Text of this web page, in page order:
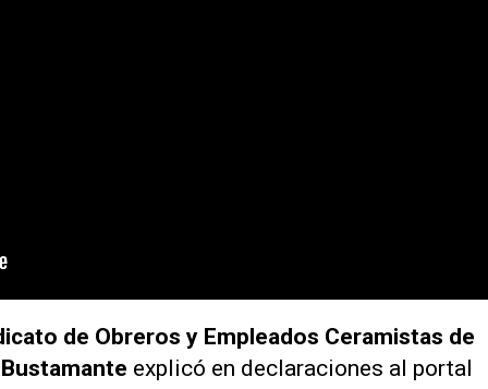
de Obreros y Empleados Ceramistas de
explicó en declaraciones al portal